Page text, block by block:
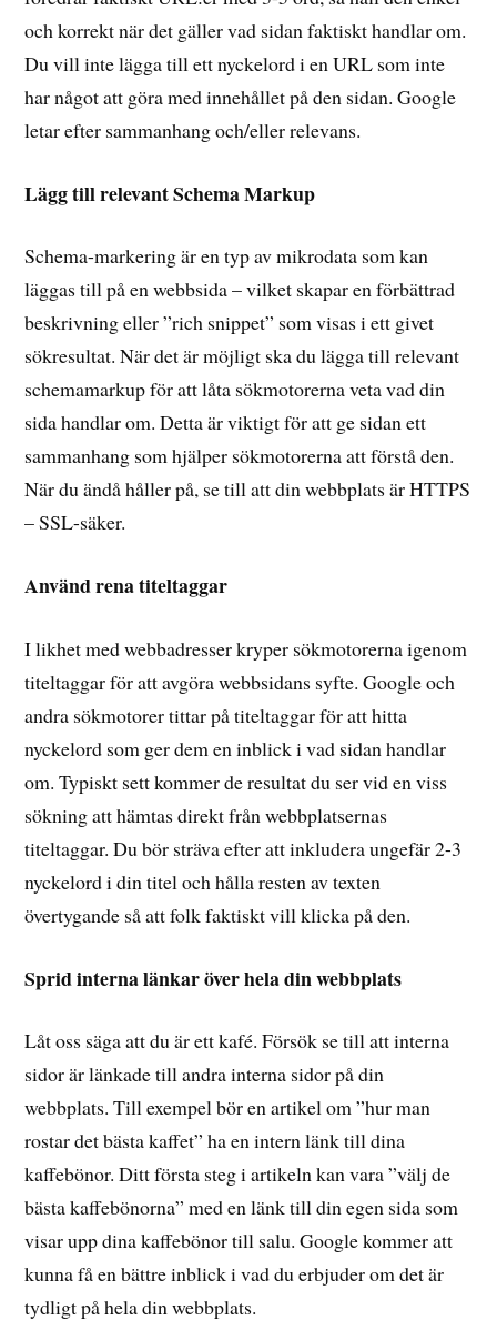
och korrekt när det gäller vad sidan faktiskt handlar om.
Du vill inte lägga till ett nyckelord i en URL som inte
har något att göra med innehållet på den sidan. Google
letar efter sammanhang och/eller relevans.
Lägg till relevant Schema Markup
Schema-markering är en typ av mikrodata som kan
läggas till på en webbsida – vilket skapar en förbättrad
beskrivning eller ”rich snippet” som visas i ett givet
sökresultat. När det är möjligt ska du lägga till relevant
schemamarkup för att låta sökmotorerna veta vad din
sida handlar om. Detta är viktigt för att ge sidan ett
sammanhang som hjälper sökmotorerna att förstå den.
När du ändå håller på, se till att din webbplats är HTTPS
– SSL-säker.
Använd rena titeltaggar
I likhet med webbadresser kryper sökmotorerna igenom
titeltaggar för att avgöra webbsidans syfte. Google och
andra sökmotorer tittar på titeltaggar för att hitta
nyckelord som ger dem en inblick i vad sidan handlar
om. Typiskt sett kommer de resultat du ser vid en viss
sökning att hämtas direkt från webbplatsernas
titeltaggar. Du bör sträva efter att inkludera ungefär 2-3
nyckelord i din titel och hålla resten av texten
övertygande så att folk faktiskt vill klicka på den.
Sprid interna länkar över hela din webbplats
Låt oss säga att du är ett kafé. Försök se till att interna
sidor är länkade till andra interna sidor på din
webbplats. Till exempel bör en artikel om ”hur man
rostar det bästa kaffet” ha en intern länk till dina
kaffebönor. Ditt första steg i artikeln kan vara ”välj de
bästa kaffebönorna” med en länk till din egen sida som
visar upp dina kaffebönor till salu. Google kommer att
kunna få en bättre inblick i vad du erbjuder om det är
tydligt på hela din webbplats.